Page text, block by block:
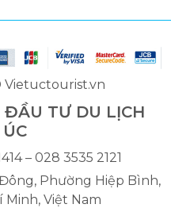
Vietuctourist.vn
ĐẦU TƯ DU LỊCH
– 028 3535 2121
Phường Hiệp Bình,
Minh, Việt Nam